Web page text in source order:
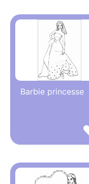
Barbie princesse